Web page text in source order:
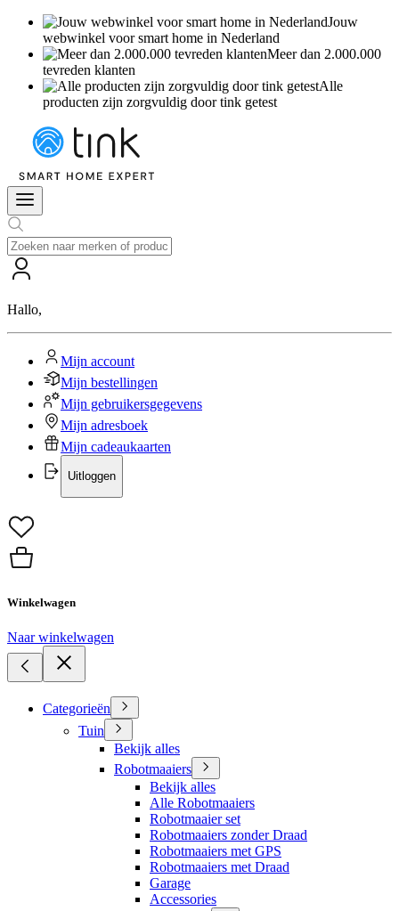
Jouw
webwinkel voor smart home in Nederland
Meer dan 2.000.000
tevreden klanten
Alle
producten zijn zorgvuldig door tink getest
Hallo,
Mijn account
Mijn bestellingen
Mijn gebruikersgegevens
Mijn adresboek
Mijn cadeaukaarten
Uitloggen
Winkelwagen
Naar winkelwagen
Categorieën
Tuin
Bekijk alles
Robotmaaiers
Bekijk alles
Alle Robotmaaiers
Robotmaaier set
Robotmaaiers zonder Draad
Robotmaaiers met GPS
Robotmaaiers met Draad
Garage
Accessories